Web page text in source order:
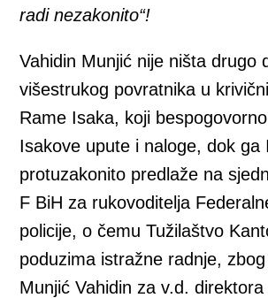
radi nezakonito“!
Vahidin Munjić nije ništa drugo
višestrukog povratnika u
Rame Isaka, koji
Isakove upute i naloge, dok ga
protuzakonito predlaže na
F BiH za rukovoditelja
policije, o čemu Tužilaštvo
poduzima istražne radnje,
Munjić Vahidin za v.d.